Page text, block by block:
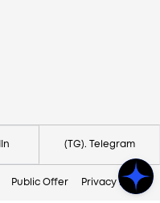
(TG). Telegram
Public Offer Privacy Policy